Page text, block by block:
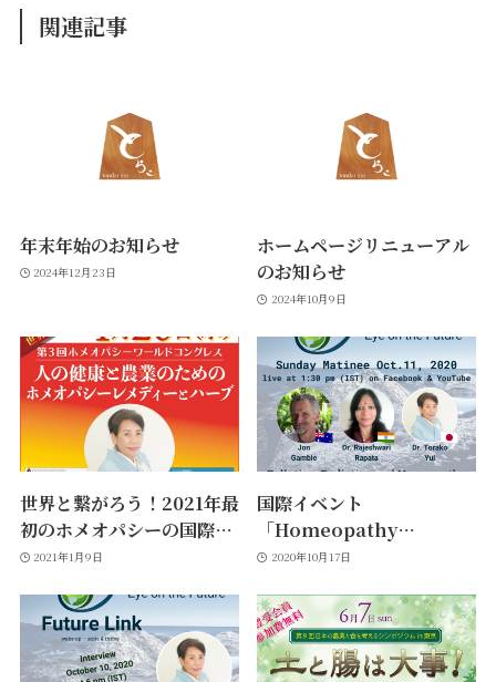
関連記事
年末年始のお知らせ
2024年12月23日
ホームページリニューアル
のお知らせ
2024年10月9日
世界と繋がろう！2021年最
初のホメオパシーの国際的
お祭り『第3回ホメオパシ
2021年1月9日
国際イベント
「Homeopathy
Summit – Eye on the
ミット － 未来を見据え
る）」ご報告！
2020年10月17日